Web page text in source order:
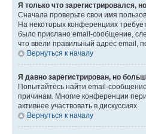
Я только что зарегистрировался,
Сначала проверьте свои имя
На некоторых конференциях
было прислано email-сообщение,
что ввели правильный адрес email,
Вернуться к началу
Я давно зарегистрирован, но
Попытайтесь найти email-
причинам. Многие конференции
активнее участвовать в дискуссиях.
Вернуться к началу